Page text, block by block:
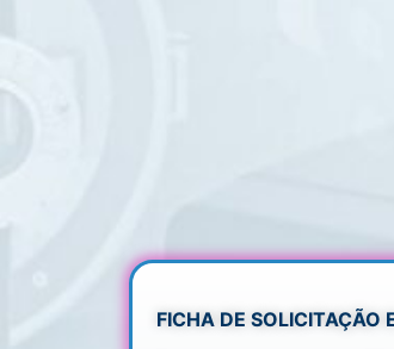
FICHA DE SOLICITAÇÃO